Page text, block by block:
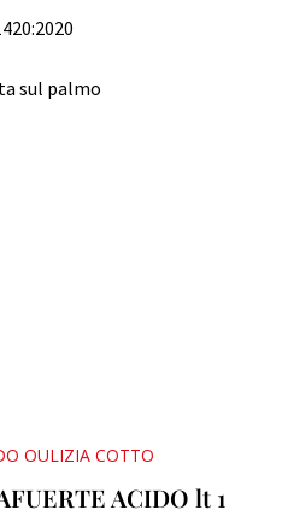
sul palmo
ACIDO lt 1